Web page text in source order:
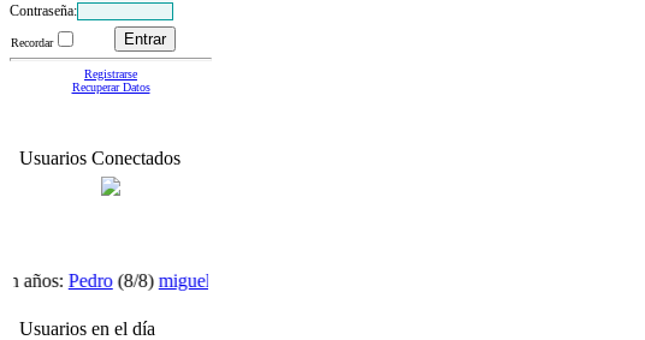
Contraseña:
Recordar
Registrarse
Recuperar Datos
Usuarios Conectados
Pedro(8/8)miguel.(9/8)
Usuarios en el día